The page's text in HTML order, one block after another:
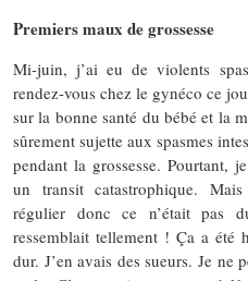
Premiers maux de grossesse
Mi-juin, j’ai eu de violents
rendez-vous chez le gynéco ce
sur la bonne santé du bébé et la
sûrement sujette aux spasmes
pendant la grossesse. Pourtant,
un transit catastrophique.
régulier donc ce n’était pas
ressemblait tellement ! Ça a été
dur. J’en avais des sueurs. Je ne